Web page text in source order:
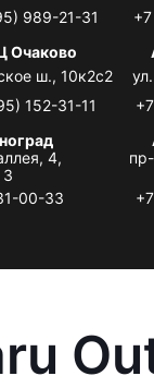
989-21-31
Очаково
ш., 10к2с2
152-31-11
4,
3
00-33